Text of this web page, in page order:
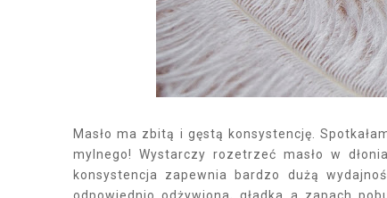
Masło ma zbitą i gęstą konsystencję.
mylnego! Wystarczy rozetrzeć masło w
konsystencja zapewnia bardzo dużą
odpowiednio odżywiona, gładka a zapach